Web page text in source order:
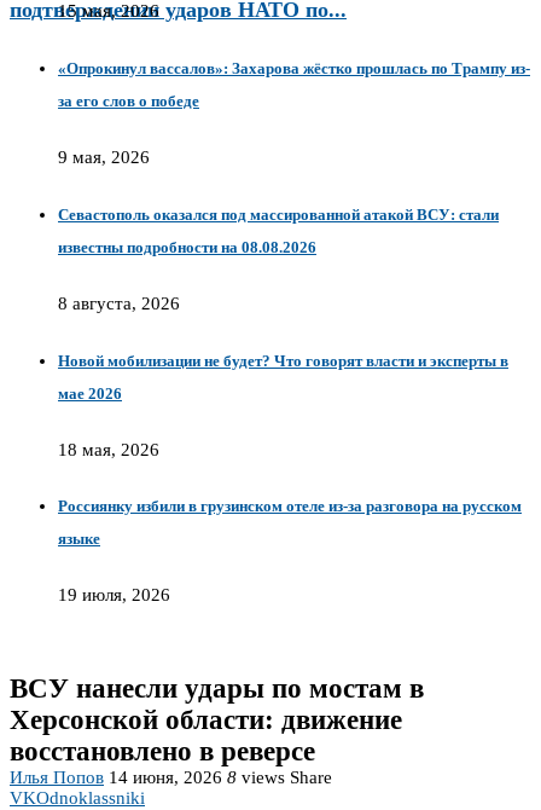
подтверждении ударов НАТО по...
15 мая, 2026
«Опрокинул вассалов»: Захарова жёстко прошлась по Трампу из-
за его слов о победе
9 мая, 2026
Севастополь оказался под массированной атакой ВСУ: стали
известны подробности на 08.08.2026
8 августа, 2026
Новой мобилизации не будет? Что говорят власти и эксперты в
мае 2026
18 мая, 2026
Россиянку избили в грузинском отеле из‑за разговора на русском
языке
19 июля, 2026
ВСУ нанесли удары по мостам в
Херсонской области: движение
восстановлено в реверсе
Илья Попов 14 июня, 2026 8 views Share
VKOdnoklassniki